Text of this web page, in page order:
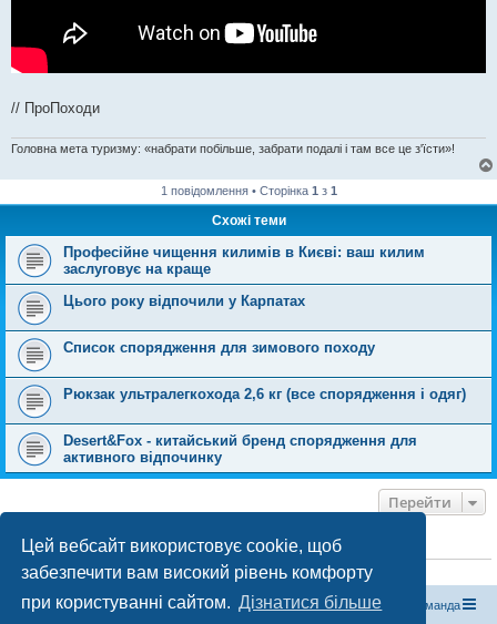
Цей вебсайт використовує cookie, щоб
забезпечити вам високий рівень комфорту
при користуванні сайтом. Дізнатися більше
// ПроПоходи
Головна мета туризму: «набрати побільше, забрати подалі і там все це з'їсти»!
1 повідомлення • Сторінка 1 з 1
Схожі теми
Професійне чищення килимів в Києві: ваш килим
заслуговує на краще
Цього року відпочили у Карпатах
Список спорядження для зимового походу
Рюкзак ультралегкохода 2,6 кг (все спорядження і одяг)
Desert&Fox - китайський бренд спорядження для
активного відпочинку
Перейти
ХТО ЗАРАЗ ОНЛАЙН
Зараз переглядають цей форум:ClaudeBot [бот ШІ]і 0 гостей
Магазин спорядження Туристичний форум «Рюкзак» Команда